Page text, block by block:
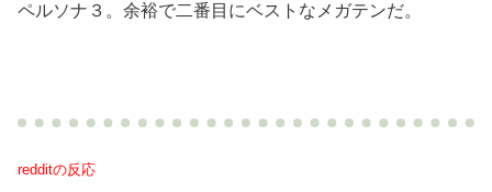
ペルソナ３。余裕で二番目にベストなメガテンだ。
redditの反応